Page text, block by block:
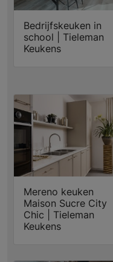
Bedrijfskeuken in
school | Tieleman
Keukens
Mereno keuken
Maison Sucre City
Chic | Tieleman
Keukens